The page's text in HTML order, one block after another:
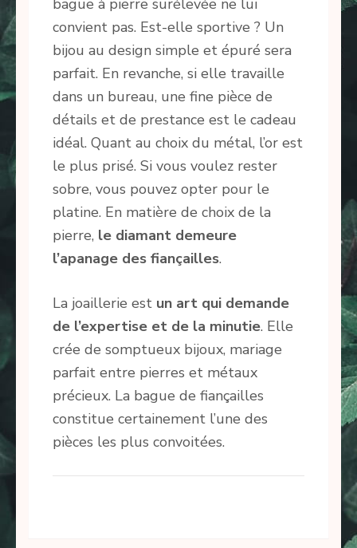
bague à pierre surélevée ne lui
convient pas. Est-elle sportive ? Un
bijou au design simple et épuré sera
parfait. En revanche, si elle travaille
dans un bureau, une fine pièce de
détails et de prestance est le cadeau
idéal. Quant au choix du métal, l’or est
le plus prisé. Si vous voulez rester
sobre, vous pouvez opter pour le
platine. En matière de choix de la
pierre, le diamant demeure
l’apanage des fiançailles.
La joaillerie est un art qui demande
de l’expertise et de la minutie. Elle
crée de somptueux bijoux, mariage
parfait entre pierres et métaux
précieux. La bague de fiançailles
constitue certainement l’une des
pièces les plus convoitées.